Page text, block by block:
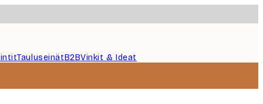
TauluseinätB2BVinkit & Ideat